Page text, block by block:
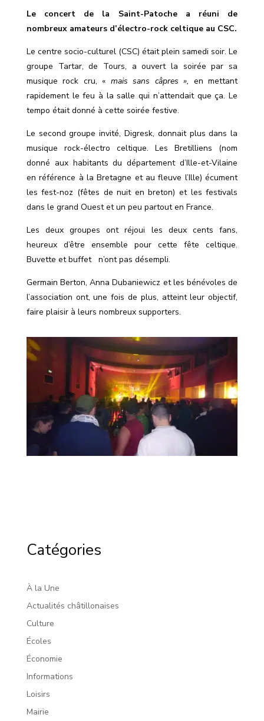
Le concert de la Saint-Patoche a réuni de
nombreux amateurs d’électro-rock celtique au CSC.
Le centre socio-culturel (CSC) était plein samedi soir. Le
groupe Tartar, de Tours, a ouvert la soirée par sa
musique rock cru, « mais sans câpres », en mettant
rapidement le feu à la salle qui n’attendait que ça. Le
tempo était donné à cette soirée festive.
Le second groupe invité, Digresk, donnait plus dans la
musique rock-électro celtique. Les Bretilliens (nom
donné aux habitants du département d’Ille-et-Vilaine
en référence à la Bretagne et au fleuve l’Ille) écument
les fest-noz (fêtes de nuit en breton) et les festivals
dans le grand Ouest et un peu partout en France.
Les deux groupes ont réjoui les deux cents fans,
heureux d’être ensemble pour cette fête celtique.
Buvette et buffet n’ont pas désempli.
Germain Berton, Anna Dubaniewicz et les bénévoles de
l’association ont, une fois de plus, atteint leur objectif,
faire plaisir à leurs nombreux supporters.
Catégories
À la Une
Actualités châtillonaises
Culture
Écoles
Économie
Informations
Loisirs
Mairie